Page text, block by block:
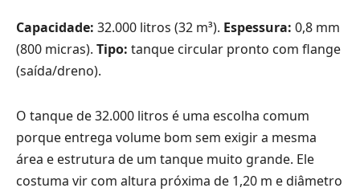
Capacidade: 32.000 litros (32 m³). Espessura: 0,8 mm
(800 micras). Tipo: tanque circular pronto com flange
(saída/dreno).
O tanque de 32.000 litros é uma escolha comum
porque entrega volume bom sem exigir a mesma
área e estrutura de um tanque muito grande. Ele
costuma vir com altura próxima de 1,20 m e diâmetro